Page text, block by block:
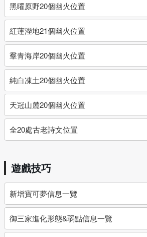
黑曜原野20個幽火位置
紅蓮溼地21個幽火位置
羣青海岸20個幽火位置
純白凍土20個幽火位置
天冠山麓20個幽火位置
全20處古老詩文位置
遊戲技巧
新增寶可夢信息一覽
御三家進化形態&弱點信息一覽